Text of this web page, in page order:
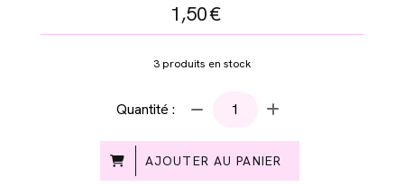
1,50€
3produits en stock
Quantité :
AJOUTER AU PANIER